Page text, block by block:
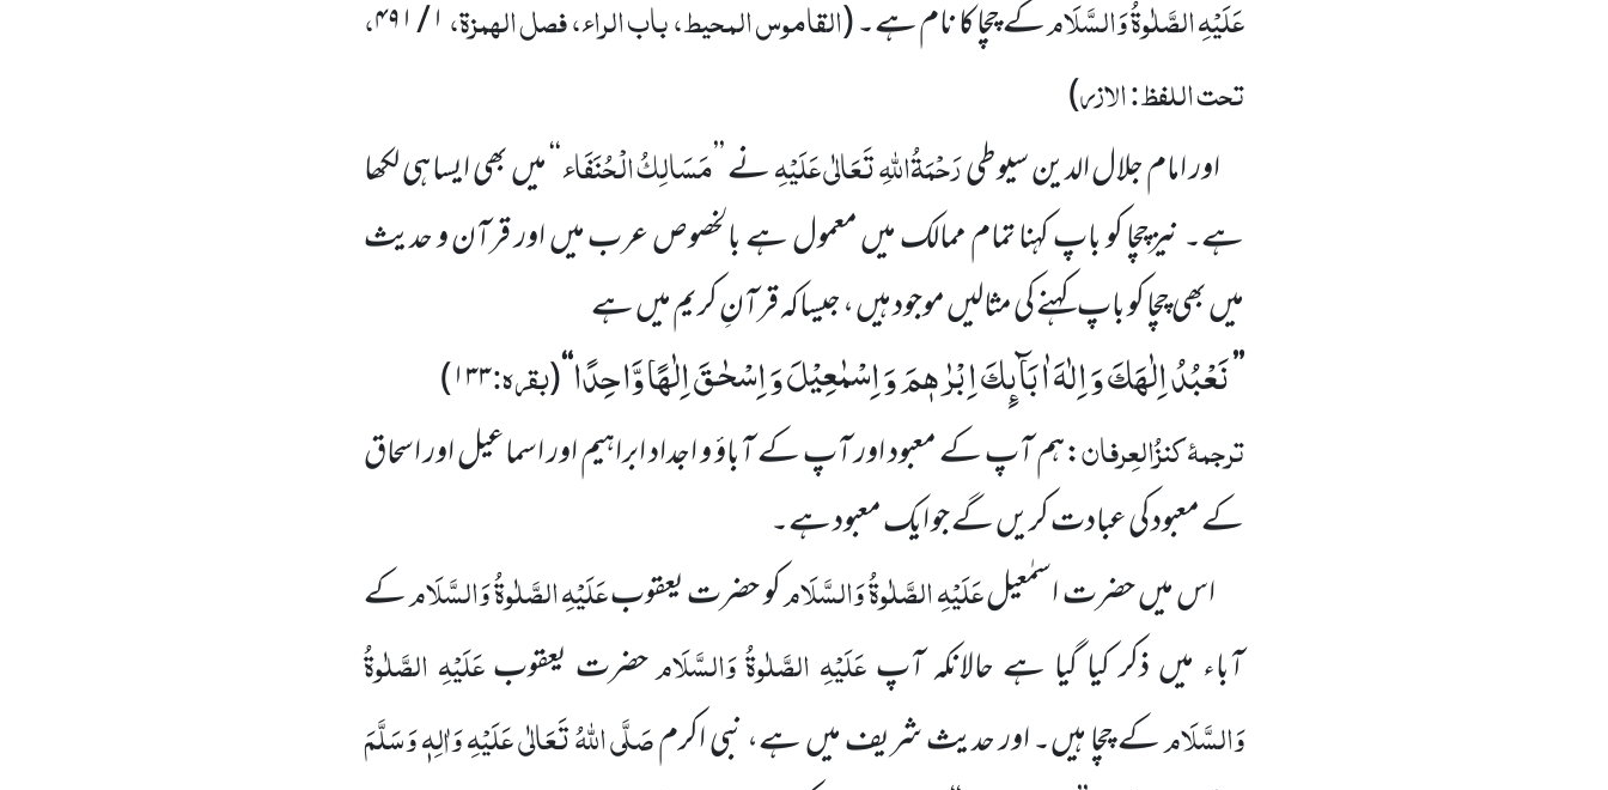
عَلَیْہِ الصَّلٰوۃُ وَالسَّلَامکے چچا کا نام ہے۔(القاموس المحیط، باب الراء، فصل الہمزۃ،۱/۴۹۱،
تحت اللفظ: الازر)
اور امام جلال الدین سیوطیرَحْمَۃُاللہِ تَعَالٰی عَلَیْہِنے ’’مَسَالِکُ الْحُنَفَاء‘‘ میں بھی ایسا ہی لکھا
ہے۔ نیزچچا کوباپ کہنا تمام ممالک میں معمول ہے بالخصوص عرب میں اور قرآن و حدیث
میں بھی چچا کو باپ کہنے کی مثالیں موجود ہیں ،جیساکہ قرآنِ کریم میں ہے
’’نَعْبُدُ اِلٰهَكَ وَ اِلٰهَ اٰبَآىٕكَ اِبْرٰهٖمَ وَ اِسْمٰعِیْلَ وَ اِسْحٰقَ اِلٰهًا وَّاحِدًا‘‘
(بقرہ:۱۳۳)
ترجمۂکنزُالعِرفان:ہم آپ کے معبود اور آپ کے آباؤ و اجداد ابراہیماور اسماعیل اور اسحاق
کے معبود کی عبادت کریں گے جو ایک معبود ہے۔
اس میں حضرت اسمٰعیلعَلَیْہِ الصَّلٰوۃُ وَالسَّلَامکو حضرت یعقوبعَلَیْہِ الصَّلٰوۃُ وَالسَّلَامکے
آباء میں ذکر کیا گیا ہے حالانکہ آپعَلَیْہِ الصَّلٰوۃُ وَالسَّلَامحضرت یعقوبعَلَیْہِ الصَّلٰوۃُ
وَالسَّلَامکے چچا ہیں۔ اور حدیث شریف میں ہے، نبی اکرمصَلَّی اللہُ تَعَالٰی عَلَیْہِ وَاٰلِہٖ وَسَلَّمَ